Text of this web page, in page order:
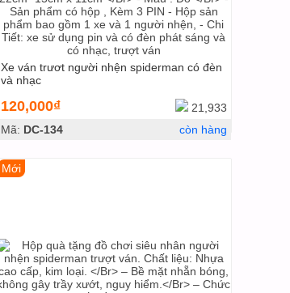
Xe ván trươt người nhện spiderman có đèn
và nhạc
120,000₫
21,933
Mã: DC-134 còn hàng
Mới